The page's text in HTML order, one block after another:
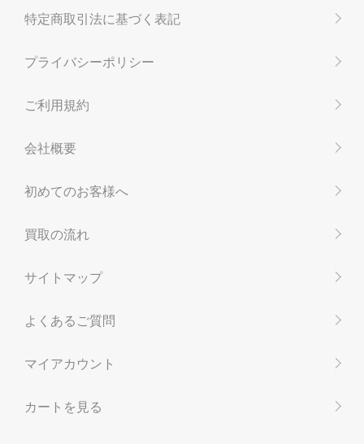
特定商取引法に基づく表記
プライバシーポリシー
ご利用規約
会社概要
初めてのお客様へ
買取の流れ
サイトマップ
よくあるご質問
マイアカウント
カートを見る